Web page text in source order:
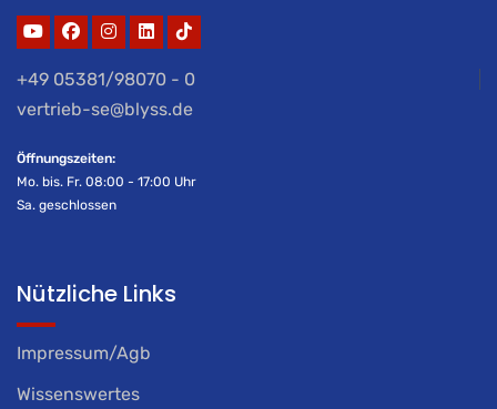
+49 05381/98070 - 0
vertrieb-se@blyss.de
Öffnungszeiten:
Mo. bis. Fr. 08:00 - 17:00 Uhr
Sa. geschlossen
Nützliche Links
Impressum/Agb
Wissenswertes